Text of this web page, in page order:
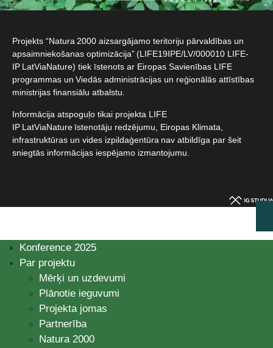
Projekts “Natura 2000 aizsargājamo teritoriju pārvaldības un
apsaimniekošanas optimizācija” (LIFE19IPE/LV/000010 LIFE-
IP LatViaNature) tiek īstenots ar Eiropas Savienības LIFE
programmas un Viedās administrācijas un reģionālās attīstības
ministrijas finansiālu atbalstu.​
Informācija atspoguļo tikai projekta LIFE
IP LatViaNature īstenotāju redzējumu, Eiropas Klimata,
infrastruktūras un vides izpildaģentūra nav atbildīga par šeit
sniegtās informācijas iespējamo izmantojumu.​
Konference 2025
Par projektu
Mērķi un uzdevumi
Plānotie ieguvumi
Projekta jomas
Partnerība
Natura 2000